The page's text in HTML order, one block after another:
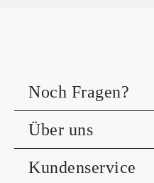
Noch Fragen?
Über uns
Kundenservice